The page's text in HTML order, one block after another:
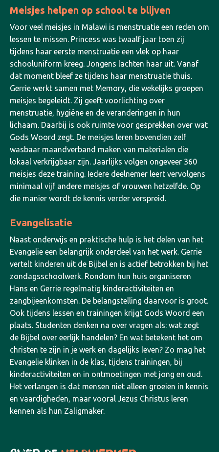
Meisjes helpen op school te blijven
Voor veel meisjes in Malawi is menstruatie een reden om
lessen te missen. Princess was twaalf jaar toen zij
tijdens haar eerste menstruatie een vlek op haar
schooluniform kreeg. Jongens lachten haar uit. Vanaf
dat moment bleef ze tijdens haar menstruatie thuis.
Gerrie werkt samen met Memory, die wekelijks groepen
meisjes begeleidt. Zij geeft voorlichting over
menstruatie, hygiëne en de veranderingen in hun
lichaam. Daarbij is ook ruimte voor gesprekken over wat
Gods Woord zegt. De meisjes leren bovendien zelf
wasbaar maandverband maken van materialen die
lokaal verkrijgbaar zijn. Jaarlijks volgen ongeveer 360
meisjes deze training. Iedere deelnemer leert vervolgens
minimaal vijf andere meisjes of vrouwen hetzelfde. Op
die manier wordt de kennis verder verspreid.
Evangelisatie
Naast onderwijs en praktische hulp is het delen van het
Evangelie een belangrijk onderdeel van het werk. Gerrie
vertelt kinderen uit de Bijbel en is actief betrokken bij het
zondagsschoolwerk. Rondom hun huis organiseren
Hans en Gerrie regelmatig kinderactiviteiten en
zangbijeenkomsten. De belangstelling daarvoor is groot.
Ook tijdens lessen en trainingen krijgt Gods Woord een
plaats. Studenten denken na over vragen als: wat zegt
de Bijbel over eerlijk handelen? En wat betekent het om
christen te zijn in je werk en dagelijks leven? Zo mag het
Evangelie klinken in de klas, tijdens trainingen, bij
kinderactiviteiten en in ontmoetingen met jong en oud.
Het verlangen is dat mensen niet alleen groeien in kennis
en vaardigheden, maar vooral Jezus Christus leren
kennen als hun Zaligmaker.